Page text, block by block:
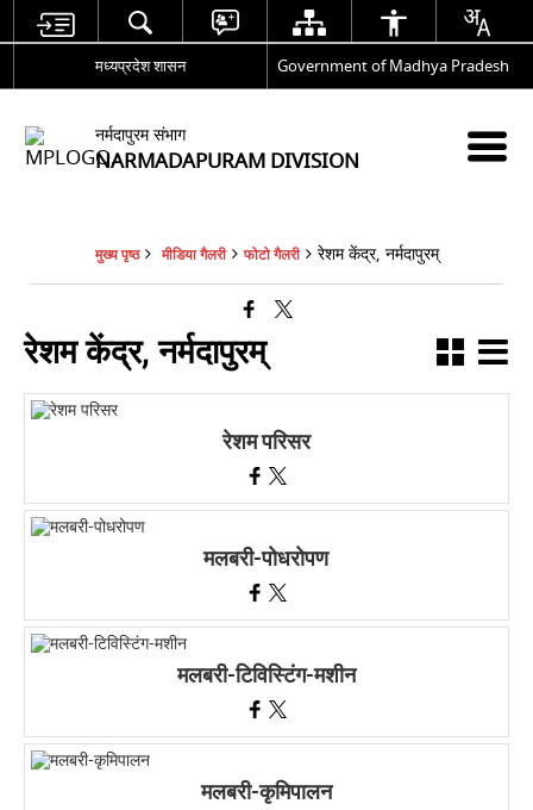
मध्यप्रदेश शासन Government of Madhya Pradesh
नर्मदापुरम संभाग
NARMADAPURAM DIVISION
मुख्य पृष्ठ मीडिया गैलरी फोटो गैलरी रेशम केंद्र, नर्मदापुरम्
रेशम केंद्र, नर्मदापुरम्
रेशम परिसर
मलबरी-पोधरोपण
मलबरी-टिविस्टिंग-मशीन
मलबरी-कृमिपालन